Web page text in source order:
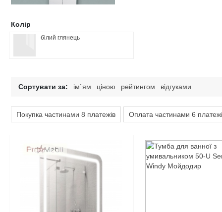
Колір
білий глянець
Сортувати за: ім`ям ціною рейтингом відгуками
Покупка частинами 8 платежів Оплата частинами 6